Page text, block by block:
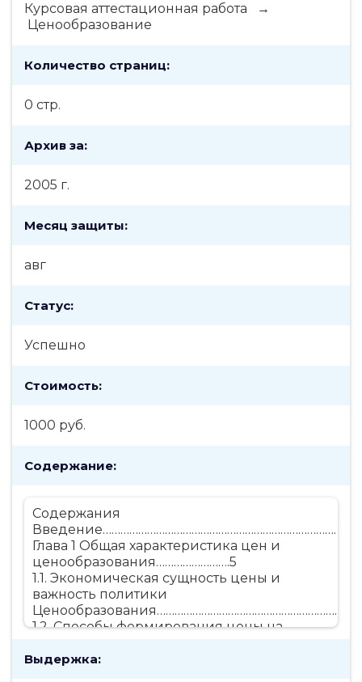
Курсовая аттестационная работа →
Ценообразование
Количество страниц:
0 стр.
Архив за:
2005 г.
Месяц защиты:
авг
Статус:
Успешно
Стоимость:
1000 руб.
Содержание:
Содержания
Введение………………………………………………………………………..3
Глава 1 Общая характеристика цен и
ценообразования…………………….5
1.1. Экономическая сущность цены и
важность политики
1.2. Способы формирования цены на
Глава 2 Динамика цен на продукцию
Выдержка: